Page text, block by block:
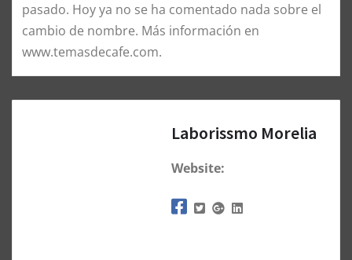
pasado. Hoy ya no se ha comentado nada sobre el
cambio de nombre. Más información en
www.temasdecafe.com.
Laborissmo Morelia
Website: